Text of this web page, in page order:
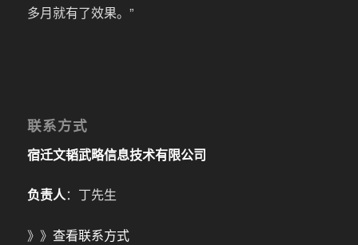
多月就有了效果。”
联系方式
宿迁文韬武略信息技术有限公司
负责人：丁先生
》》 查看联系方式